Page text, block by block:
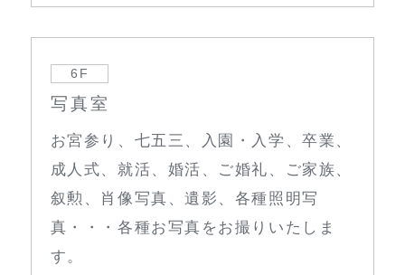
6F
写真室
お宮参り、七五三、入園・入学、卒業、
成人式、就活、婚活、ご婚礼、ご家族、
叙勲、肖像写真、遺影、各種照明写
真・・・各種お写真をお撮りいたしま
す。